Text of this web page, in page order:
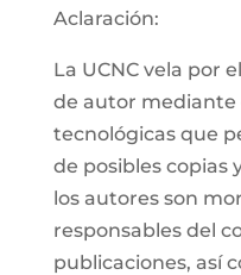
Aclaración:
La UCNC vela por
de autor mediante
tecnológicas que
de posibles copias
los autores son
responsables del
publicaciones, así